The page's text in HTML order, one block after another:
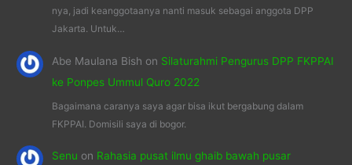
nya, jadi keanggotaanya nanti masuk sebagai anggota DPP
Jakarta. Untuk…
Abe Maulana Bish on Silaturahmi Pengurus DPP FKPPAI
ke Ponpes Ummul Quro 2022
Bagaimana caranya saya agar bisa ikut bergabung dalam
FKPPAI. Domisili saya di bogor.
Senu on Rahasia pusat ilmu ghaib bawah pusar